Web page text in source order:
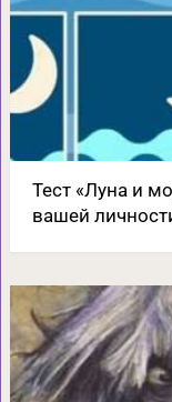
Тест «Луна и
вашей